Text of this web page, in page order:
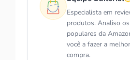
Especialista em
produtos. Analiso
populares da
você a fazer a
compra.